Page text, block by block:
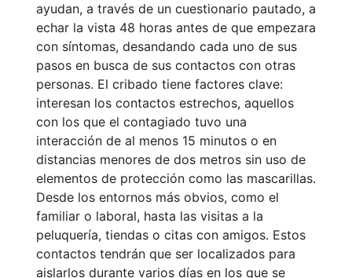
ayudan, a través de un cuestionario pautado, a
echar la vista 48 horas antes de que empezara
con síntomas, desandando cada uno de sus
pasos en busca de sus contactos con otras
personas. El cribado tiene factores clave:
interesan los contactos estrechos, aquellos
con los que el contagiado tuvo una
interacción de al menos 15 minutos o en
distancias menores de dos metros sin uso de
elementos de protección como las mascarillas.
Desde los entornos más obvios, como el
familiar o laboral, hasta las visitas a la
peluquería, tiendas o citas con amigos. Estos
contactos tendrán que ser localizados para
aislarlos durante varios días en los que se